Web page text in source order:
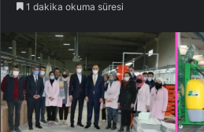
1 dakika okuma süresi